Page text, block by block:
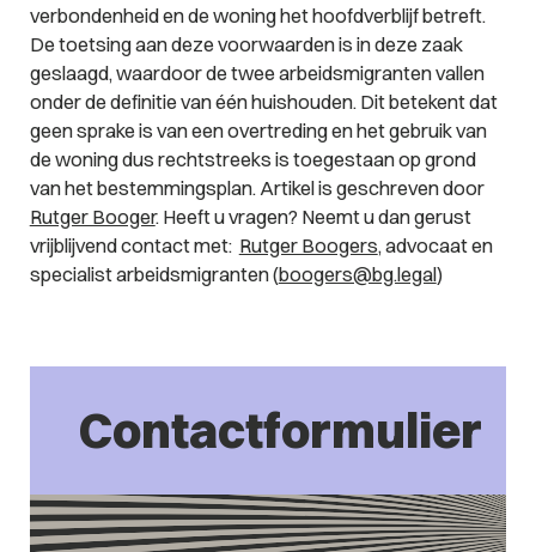
verbondenheid en de woning het hoofdverblijf betreft.
De toetsing aan deze voorwaarden is in deze zaak
geslaagd, waardoor de twee arbeidsmigranten vallen
onder de definitie van één huishouden. Dit betekent dat
geen sprake is van een overtreding en het gebruik van
de woning dus rechtstreeks is toegestaan op grond
van het bestemmingsplan. Artikel is geschreven door
Rutger Booger. Heeft u vragen? Neemt u dan gerust
vrijblijvend contact met: Rutger Boogers, advocaat en
specialist arbeidsmigranten (boogers@bg.legal)
Contactformulier